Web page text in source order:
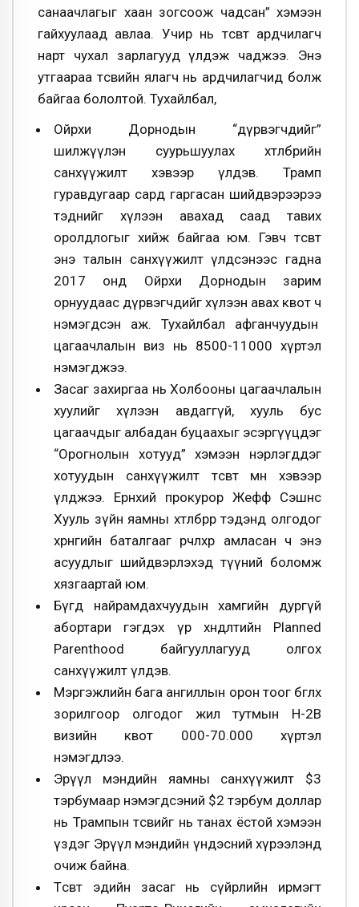
санаачлагыг хаан зогсоож чадсан” хэмээн
гайхуулаад авлаа. Учир нь төсөвт ардчилагч
нарт чухал зарлагууд үлдэж чаджээ. Энэ
утгаараа төсвийн ялагч нь ардчилагчид болж
байгаа бололтой. Тухайлбал,
Ойрхи Дорнодын “дүрвэгчдийг”
шилжүүлэн суурьшуулах хөтөлбөрийн
санхүүжилт хэвээр үлдэв. Трамп
гуравдугаар сард гаргасан шийдвэрээрээ
тэднийг хүлээн авахад саад тавих
оролдлогыг хийж байгаа юм. Гэвч төсөвт
энэ талын санхүүжилт үлдсэнээс гадна
2017 онд Ойрхи Дорнодын зарим
орнуудаас дүрвэгчдийг хүлээн авах квот ч
нэмэгдсэн аж. Тухайлбал афганчуудын
цагаачлалын виз нь 8500-11000 хүртэл
нэмэгджээ.
Засаг захиргаа нь Холбооны цагаачлалын
хуулийг хүлээн авдаггүй, хууль бус
цагаачдыг албадан буцаахыг эсэргүүцдэг
“Орогнолын хотууд” хэмээн нэрлэгддэг
хотуудын санхүүжилт төсөвт мөн хэвээр
үлджээ. Ерөнхий прокурор Жефф Сэшнс
Хууль зүйн яамны хөтөлбөрөөр тэдэнд олгодог
хөрөнгийн баталгааг өөрчлөхөөр амласан ч энэ
асуудлыг шийдвэрлэхэд түүний боломж
хязгаартай юм.
Бүгд найрамдахчуудын хамгийн дургүй
абортари гэгдэх үр хөндөлтийн Planned
Parenthood байгууллагууд олгох
санхүүжилт үлдэв.
Мэргэжлийн бага ангиллын орон тоог бөглөх
зорилгоор олгодог жил тутмын H-2B
визийн квот 000-70.000 хүртэл
нэмэгдлээ.
Эрүүл мэндийн яамны санхүүжилт $3
тэрбумаар нэмэгдсэний $2 тэрбум доллар
нь Трампын төсвийг нь танах ёстой хэмээн
үздэг Эрүүл мэндийн үндэсний хүрээлэнд
очиж байна.
Төсөвт эдийн засаг нь сүйрлийн ирмэгт